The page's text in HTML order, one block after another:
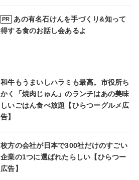
PR
あの有名石けんを手づくり&知って
得する食のお話し会あるよ
和牛もうまいしハラミも最高。市役所ち
かく「焼肉じゅん」のランチはあの美味
しいごはん食べ放題【ひらつーグルメ広
告】
枚方の会社が日本で300社だけのすごい
企業の1つに選ばれたらしい【ひらつー
広告】